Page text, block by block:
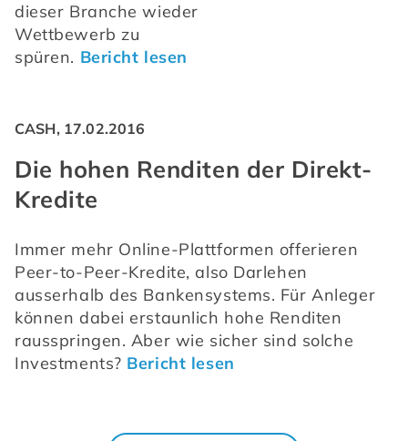
dieser Branche wieder
Wettbewerb zu
spüren. Bericht lesen
CASH, 17.02.2016
Die hohen Renditen der Direkt-
Kredite
Immer mehr Online-Plattformen offerieren
Peer-to-Peer-Kredite, also Darlehen
ausserhalb des Bankensystems. Für Anleger
können dabei erstaunlich hohe Renditen
rausspringen. Aber wie sicher sind solche
Investments? Bericht lesen